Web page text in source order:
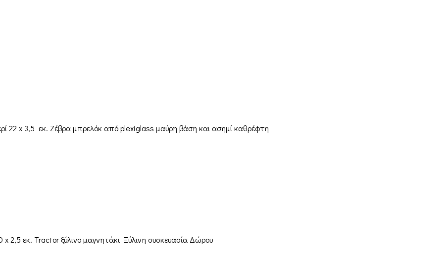
22 x 3,5 εκ. Ζέβρα μπρελόκ από plexiglass μαύρη βάση και ασημί καθρέφτη
2,5 εκ. Tractor ξύλινο μαγνητάκι Ξύλινη συσκευασία Δώρου